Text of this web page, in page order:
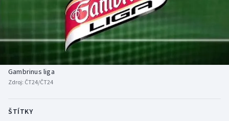
Americký fotbal
Baseball a softbal
Basketbal
NEPŘEHLÉDNĚTE
Historické návraty
Gambrinus liga
Zdroj: ČT24/ČT24
ŠTÍTKY